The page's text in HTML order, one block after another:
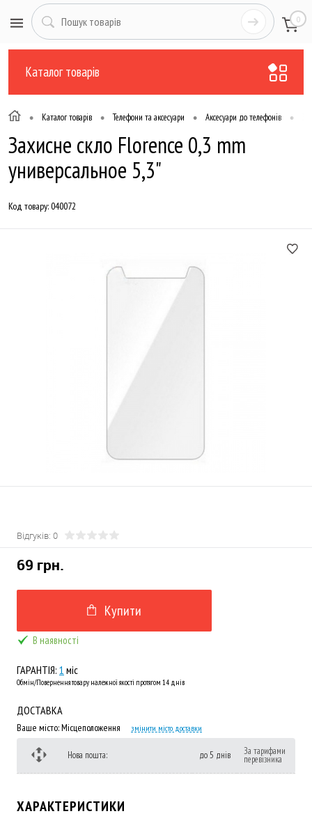
0
Каталог товарів
• Каталог товарів • Телефони та аксесуари • Аксесуари до телефонів •
Захисне скло Florence 0,3 mm
универсальное 5,3"
Код товару:040072
Відгуків: 0
69 грн.
Купити
В наявності
ГАРАНТІЯ: 1 міс
Обмін/Повернення товару належної якості протягом 14 днів
ДОСТАВКА
Ваше місто:Місцеположення змінити місто доставки
Нова пошта: до 5 днів За тарифами
перевізника
ХАРАКТЕРИСТИКИ